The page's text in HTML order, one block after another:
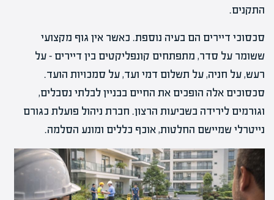
התקנים.
סכסוכי דיירים הם בעיה נוספת. כאשר אין גוף מקצועי
ששומר על סדר, מתפתחים קונפליקטים בין דיירים – על
רעש, על חניה, על תשלום דמי ועד, על סמכויות הועד.
סכסוכים אלה הופכים את החיים בבניין לבלתי נסבלים,
וגורמים לירידה בשביעות הרצון. חברת ניהול פועלת כגורם
נייטרלי שמיישם החלטות, אוכף כללים ומונע הסלמה.